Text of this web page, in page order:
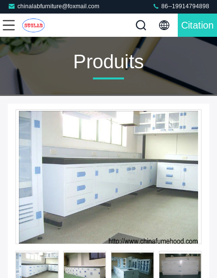
chinalabfurniture@foxmail.com 86--19914794898
Citation
Produits